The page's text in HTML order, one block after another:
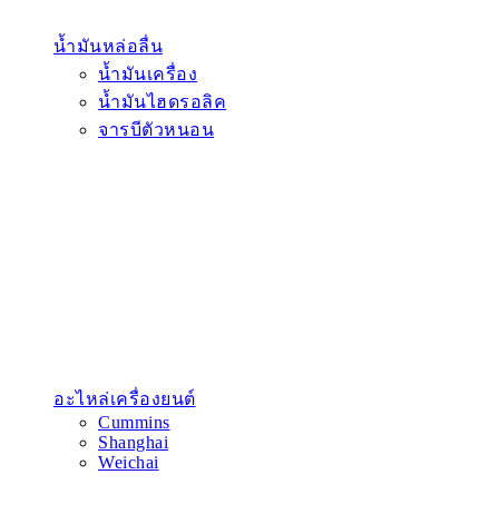
น้ำมันหล่อลื่น
น้ำมันเครื่อง
น้ำมันไฮดรอลิค
จารบีตัวหนอน
อะไหล่เครื่องยนต์
Cummins
Shanghai
Weichai